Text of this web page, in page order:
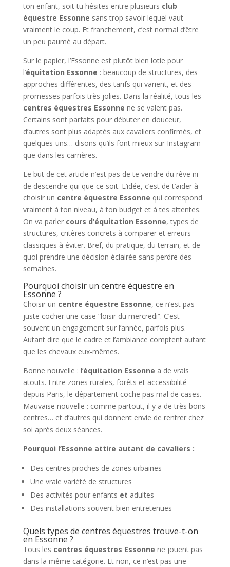
ton enfant, soit tu hésites entre plusieurs club
équestre Essonne sans trop savoir lequel vaut
vraiment le coup. Et franchement, c’est normal d’être
un peu paumé au départ.
Sur le papier, l’Essonne est plutôt bien lotie pour
l’équitation Essonne : beaucoup de structures, des
approches différentes, des tarifs qui varient, et des
promesses parfois très jolies. Dans la réalité, tous les
centres équestres Essonne ne se valent pas.
Certains sont parfaits pour débuter en douceur,
d’autres sont plus adaptés aux cavaliers confirmés, et
quelques-uns… disons qu’ils font mieux sur Instagram
que dans les carrières.
Le but de cet article n’est pas de te vendre du rêve ni
de descendre qui que ce soit. L’idée, c’est de t’aider à
choisir un centre équestre Essonne qui correspond
vraiment à ton niveau, à ton budget et à tes attentes.
On va parler cours d’équitation Essonne, types de
structures, critères concrets à comparer et erreurs
classiques à éviter. Bref, du pratique, du terrain, et de
quoi prendre une décision éclairée sans perdre des
semaines.
Pourquoi choisir un centre équestre en
Essonne ?
Choisir un centre équestre Essonne, ce n’est pas
juste cocher une case “loisir du mercredi”. C’est
souvent un engagement sur l’année, parfois plus.
Autant dire que le cadre et l’ambiance comptent autant
que les chevaux eux-mêmes.
Bonne nouvelle : l’équitation Essonne a de vrais
atouts. Entre zones rurales, forêts et accessibilité
depuis Paris, le département coche pas mal de cases.
Mauvaise nouvelle : comme partout, il y a de très bons
centres… et d’autres qui donnent envie de rentrer chez
soi après deux séances.
Pourquoi l’Essonne attire autant de cavaliers :
Des centres proches de zones urbaines
Une vraie variété de structures
Des activités pour enfants et adultes
Des installations souvent bien entretenues
Quels types de centres équestres trouve-t-on
en Essonne ?
Tous les centres équestres Essonne ne jouent pas
dans la même catégorie. Et non, ce n’est pas une